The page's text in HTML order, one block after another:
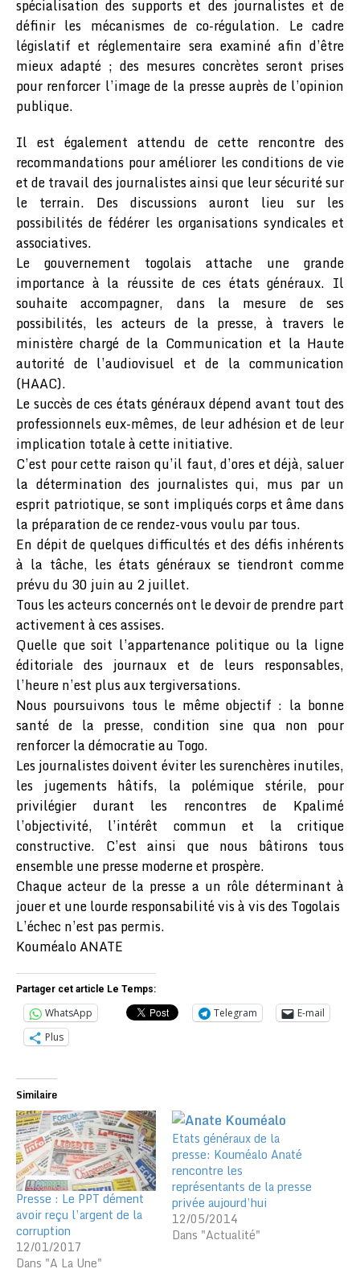
spécialisation des supports et des journalistes et de
définir les mécanismes de co-régulation. Le cadre
législatif et réglementaire sera examiné afin d’être
mieux adapté ; des mesures concrètes seront prises
pour renforcer l’image de la presse auprès de l’opinion
publique.
Il est également attendu de cette rencontre des
recommandations pour améliorer les conditions de vie
et de travail des journalistes ainsi que leur sécurité sur
le terrain. Des discussions auront lieu sur les
possibilités de fédérer les organisations syndicales et
associatives.
Le gouvernement togolais attache une grande
importance à la réussite de ces états généraux. Il
souhaite accompagner, dans la mesure de ses
possibilités, les acteurs de la presse, à travers le
ministère chargé de la Communication et la Haute
autorité de l’audiovisuel et de la communication
(HAAC).
Le succès de ces états généraux dépend avant tout des
professionnels eux-mêmes, de leur adhésion et de leur
implication totale à cette initiative.
C’est pour cette raison qu’il faut, d’ores et déjà, saluer
la détermination des journalistes qui, mus par un
esprit patriotique, se sont impliqués corps et âme dans
la préparation de ce rendez-vous voulu par tous.
En dépit de quelques difficultés et des défis inhérents
à la tâche, les états généraux se tiendront comme
prévu du 30 juin au 2 juillet.
Tous les acteurs concernés ont le devoir de prendre part
activement à ces assises.
Quelle que soit l’appartenance politique ou la ligne
éditoriale des journaux et de leurs responsables,
l’heure n’est plus aux tergiversations.
Nous poursuivons tous le même objectif : la bonne
santé de la presse, condition sine qua non pour
renforcer la démocratie au Togo.
Les journalistes doivent éviter les surenchères inutiles,
les jugements hâtifs, la polémique stérile, pour
privilégier durant les rencontres de Kpalimé
l’objectivité, l’intérêt commun et la critique
constructive. C’est ainsi que nous bâtirons tous
ensemble une presse moderne et prospère.
Chaque acteur de la presse a un rôle déterminant à
jouer et une lourde responsabilité vis à vis des Togolais
L’échec n’est pas permis.
Kouméalo ANATE
Partager cet article Le Temps:
WhatsApp Telegram
E-mail
Plus
Similaire
Presse : Le PPT dément
avoir reçu l’argent de la
corruption
12/01/2017
Dans "A La Une"
Etats généraux de la
presse: Kouméalo Anaté
rencontre les
représentants de la presse
privée aujourd’hui
12/05/2014
Dans "Actualité"